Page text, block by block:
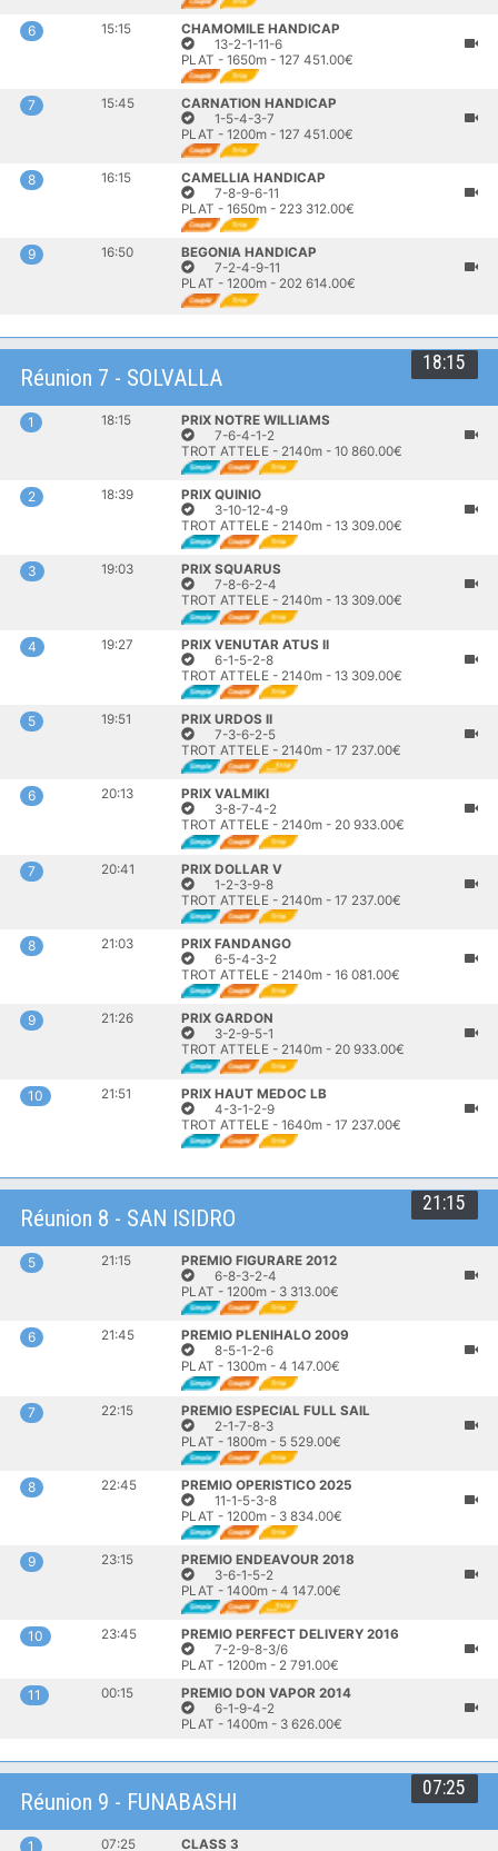
6 15:15
CHAMOMILE HANDICAP
13-2-1-11-6
PLAT - 1650m - 127 451.00€
7 15:45
CARNATION HANDICAP
1-5-4-3-7
PLAT - 1200m - 127 451.00€
8 16:15
CAMELLIA HANDICAP
7-8-9-6-11
PLAT - 1650m - 223 312.00€
9 16:50
BEGONIA HANDICAP
7-2-4-9-11
PLAT - 1200m - 202 614.00€
18:15
Réunion 7 - SOLVALLA
1 18:15
PRIX NOTRE WILLIAMS
7-6-4-1-2
TROT ATTELE - 2140m - 10 860.00€
2 18:39
PRIX QUINIO
3-10-12-4-9
TROT ATTELE - 2140m - 13 309.00€
3 19:03
PRIX SQUARUS
7-8-6-2-4
TROT ATTELE - 2140m - 13 309.00€
4 19:27
PRIX VENUTAR ATUS II
6-1-5-2-8
TROT ATTELE - 2140m - 13 309.00€
5 19:51
PRIX URDOS II
7-3-6-2-5
TROT ATTELE - 2140m - 17 237.00€
6 20:13
PRIX VALMIKI
3-8-7-4-2
TROT ATTELE - 2140m - 20 933.00€
7 20:41
PRIX DOLLAR V
1-2-3-9-8
TROT ATTELE - 2140m - 17 237.00€
8 21:03
PRIX FANDANGO
6-5-4-3-2
TROT ATTELE - 2140m - 16 081.00€
9 21:26
PRIX GARDON
3-2-9-5-1
TROT ATTELE - 2140m - 20 933.00€
10 21:51
PRIX HAUT MEDOC LB
4-3-1-2-9
TROT ATTELE - 1640m - 17 237.00€
21:15
Réunion 8 - SAN ISIDRO
5 21:15
PREMIO FIGURARE 2012
6-8-3-2-4
PLAT - 1200m - 3 313.00€
6 21:45
PREMIO PLENIHALO 2009
8-5-1-2-6
PLAT - 1300m - 4 147.00€
7 22:15
PREMIO ESPECIAL FULL SAIL
2-1-7-8-3
PLAT - 1800m - 5 529.00€
8 22:45
PREMIO OPERISTICO 2025
11-1-5-3-8
PLAT - 1200m - 3 834.00€
9 23:15
PREMIO ENDEAVOUR 2018
3-6-1-5-2
PLAT - 1400m - 4 147.00€
10 23:45
PREMIO PERFECT DELIVERY 2016
7-2-9-8-3/6
PLAT - 1200m - 2 791.00€
11 00:15
PREMIO DON VAPOR 2014
6-1-9-4-2
PLAT - 1400m - 3 626.00€
07:25
Réunion 9 - FUNABASHI
1 07:25 CLASS 3